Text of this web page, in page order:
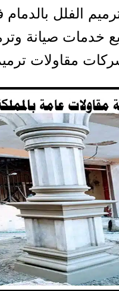
الفلل
خدمات صيانة
مقاولات